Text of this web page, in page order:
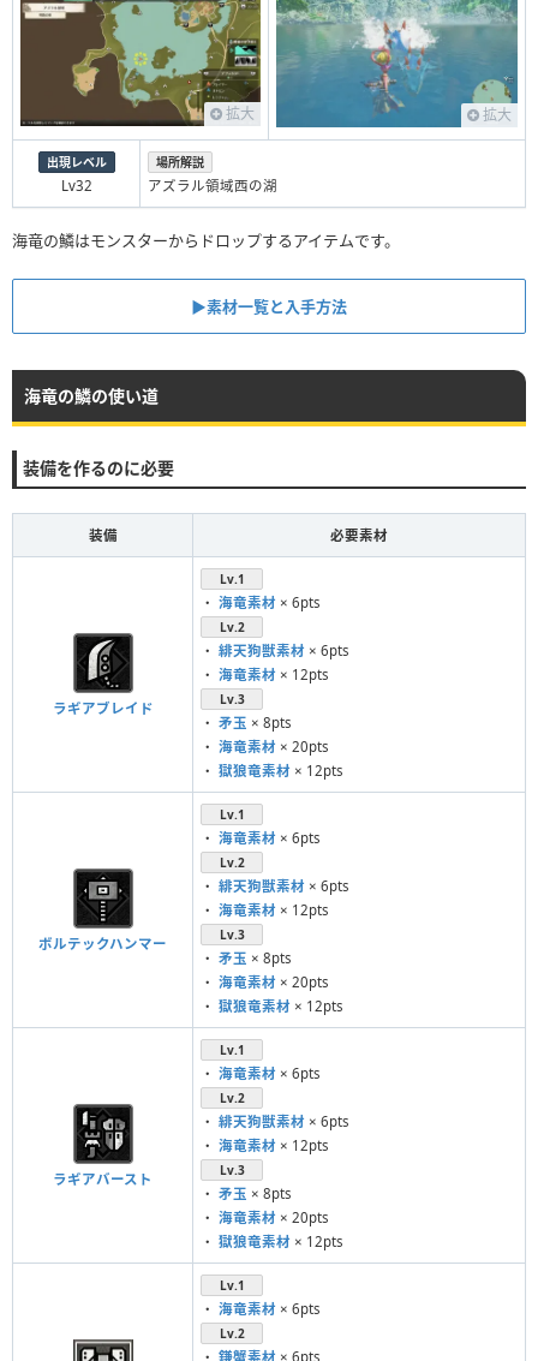
拡大 拡大
出現レベル
Lv32
場所解説
アズラル領域西の湖
海竜の鱗はモンスターからドロップするアイテムです。
▶︎素材一覧と入手方法
海竜の鱗の使い道
装備を作るのに必要
装備 必要素材
ラギアブレイド
Lv.1
・ 海竜素材 × 6pts
Lv.2
・ 緋天狗獣素材 × 6pts
・ 海竜素材 × 12pts
Lv.3
・ 矛玉 × 8pts
・ 海竜素材 × 20pts
・ 獄狼竜素材 × 12pts
ボルテックハンマー
Lv.1
・ 海竜素材 × 6pts
Lv.2
・ 緋天狗獣素材 × 6pts
・ 海竜素材 × 12pts
Lv.3
・ 矛玉 × 8pts
・ 海竜素材 × 20pts
・ 獄狼竜素材 × 12pts
ラギアバースト
Lv.1
・ 海竜素材 × 6pts
Lv.2
・ 緋天狗獣素材 × 6pts
・ 海竜素材 × 12pts
Lv.3
・ 矛玉 × 8pts
・ 海竜素材 × 20pts
・ 獄狼竜素材 × 12pts
Lv.1
・ 海竜素材 × 6pts
Lv.2
・ 鎌蟹素材 × 6pts